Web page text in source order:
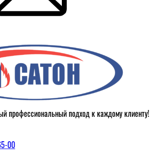
профессиональный подход к каждому клиенту!
00